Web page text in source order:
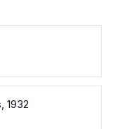
1932